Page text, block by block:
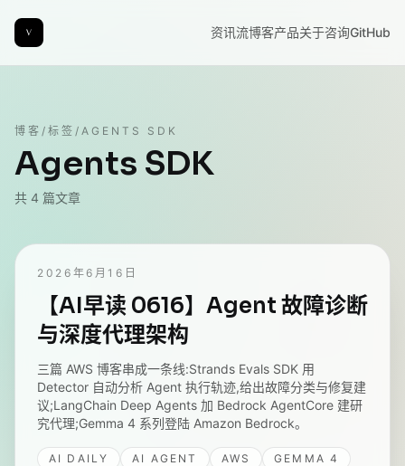
资讯流博客产品关于咨询GitHub
博客 / 标签 / AGENTS SDK
Agents SDK
共 4 篇文章
2026年6月16日
【AI早读 0616】Agent 故障诊断
与深度代理架构
三篇 AWS 博客串成一条线:Strands Evals SDK 用
Detector 自动分析 Agent 执行轨迹,给出故障分类与修复建
议;LangChain Deep Agents 加 Bedrock AgentCore 建研
究代理;Gemma 4 系列登陆 Amazon Bedrock。
AI DAILY AI AGENT AWS
GEMMA 4